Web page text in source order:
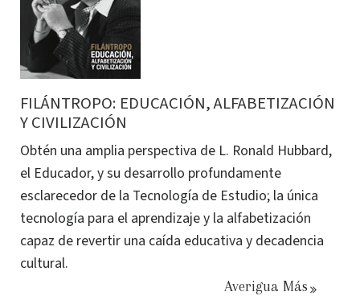
FILÁNTROPO: EDUCACIÓN, ALFABETIZACIÓN
Y CIVILIZACIÓN
Obtén una amplia perspectiva de L. Ronald Hubbard,
el Educador, y su desarrollo profundamente
esclarecedor de la Tecnología de Estudio; la única
tecnología para el aprendizaje y la alfabetización
capaz de revertir una caída educativa y decadencia
cultural.
Averigua Más